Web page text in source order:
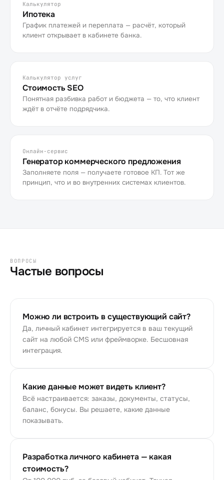
Калькулятор
Ипотека
График платежей и переплата — расчёт, который
клиент открывает в кабинете банка.
Калькулятор услуг
Стоимость SEO
Понятная разбивка работ и бюджета — то, что клиент
ждёт в отчёте подрядчика.
Онлайн-сервис
Генератор коммерческого предложения
Заполняете поля — получаете готовое КП. Тот же
принцип, что и во внутренних системах клиентов.
ВОПРОСЫ
Частые вопросы
Можно ли встроить в существующий сайт?
Да, личный кабинет интегрируется в ваш текущий
сайт на любой CMS или фреймворке. Бесшовная
интеграция.
Какие данные может видеть клиент?
Всё настраивается: заказы, документы, статусы,
баланс, бонусы. Вы решаете, какие данные
показывать.
Разработка личного кабинета — какая
стоимость?